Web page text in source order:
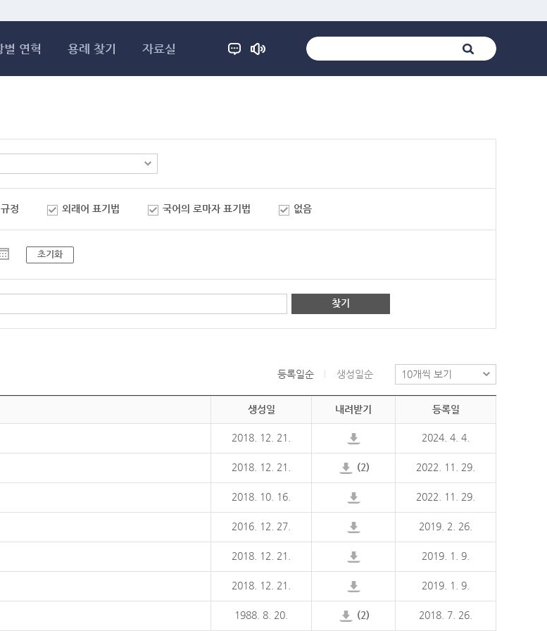
별 연혁 용례 찾기 자료실
정 외래어 표기법 국어의 로마자 표기법 없음
초기화
찾기
등록일순 생성일순
생성일 내려받기 등록일
2018. 12. 21. 2024. 4. 4.
2018. 12. 21. (2) 2022. 11. 29.
2018. 10. 16. 2022. 11. 29.
2016. 12. 27. 2019. 2. 26.
2018. 12. 21. 2019. 1. 9.
2018. 12. 21. 2019. 1. 9.
1988. 8. 20. (2) 2018. 7. 26.